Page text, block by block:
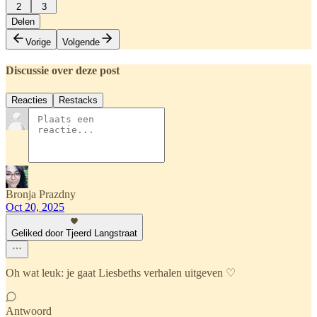
2
3
Delen
Vorige
Volgende
Discussie over deze post
Reacties Restacks
Bronja Prazdny
Oct 20, 2025
Geliked door Tjeerd Langstraat
Oh wat leuk: je gaat Liesbeths verhalen uitgeven ♡
Antwoord